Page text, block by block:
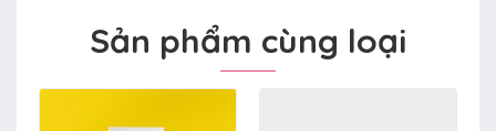
Sản phẩm cùng loại